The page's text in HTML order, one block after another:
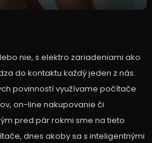
nie, s elektro zariadeniami ako
do kontaktu každý jeden z nás.
povinností využívame počítače
on-line nakupovanie či
pred pár rokmi sme na tieto
dnes akoby sa s inteligentnými